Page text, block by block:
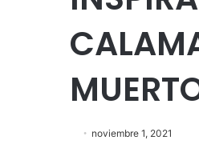
noviembre 1, 2021